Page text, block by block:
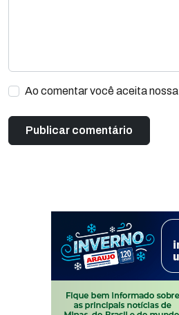
Ao comentar você aceita nossa